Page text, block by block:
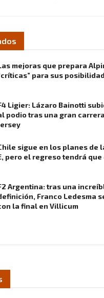
mejoras que prepara
para sus
Ligier: Lázaro Bainotti
podio tras una gran
sigue en los planes de
pero el regreso tendrá
Argentina: tras una
Franco Ledesma
la final en Villicum